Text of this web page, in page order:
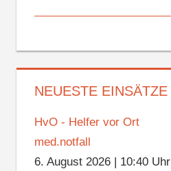
NEUESTE EINSÄTZE
HvO - Helfer vor Ort
med.notfall
6. August 2026| 10:40 Uhr